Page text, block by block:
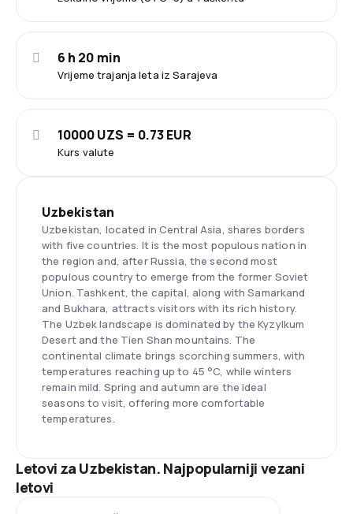
Vrijeme trajanja leta iz Sarajeva
6 h 20 min
Kurs valute
10000 UZS = 0.73 EUR
Uzbekistan
Uzbekistan, located in Central Asia, shares borders
with five countries. It is the most populous nation in
the region and, after Russia, the second most
populous country to emerge from the former Soviet
Union. Tashkent, the capital, along with Samarkand
and Bukhara, attracts visitors with its rich history.
The Uzbek landscape is dominated by the Kyzylkum
Desert and the Tien Shan mountains. The
continental climate brings scorching summers, with
temperatures reaching up to 45 °C, while winters
remain mild. Spring and autumn are the ideal
seasons to visit, offering more comfortable
temperatures.
Letovi za Uzbekistan. Najpopularniji vezani
letovi